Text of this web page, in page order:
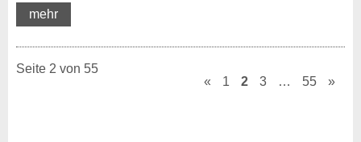
mehr
Seite 2 von 55
«
1 2 3 … 55 »